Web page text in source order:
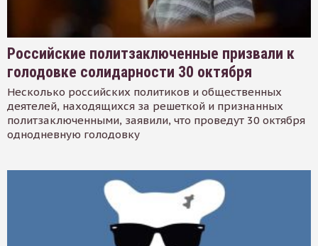
Российские политзаключенные призвали к
голодовке солидарности 30 октября
Несколько российских политиков и общественных
деятелей, находящихся за решеткой и признанных
политзаключенными, заявили, что проведут 30 октября
однодневную голодовку